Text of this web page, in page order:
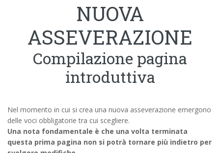
NUOVA
ASSEVERAZIONE
Compilazione pagina
introduttiva
Nel momento in cui si crea una nuova asseverazione emergono
delle voci obbligatorie tra cui scegliere.
Una nota fondamentale è che una volta terminata
questa prima pagina non si potrà tornare più indietro per